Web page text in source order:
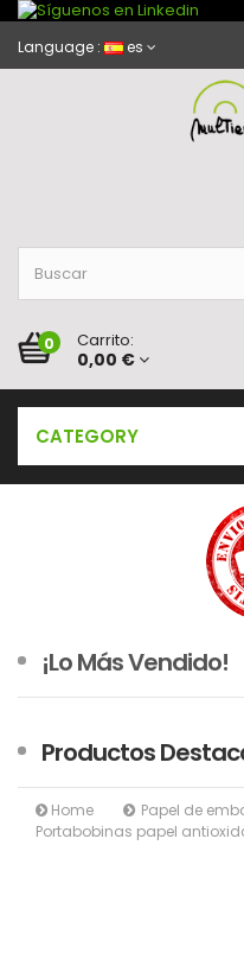
Language : es
0 Carrito:
0,00 €
CATEGORY
¡Lo Más Vendido!
Productos
Home
Papel de
Portabobinas papel